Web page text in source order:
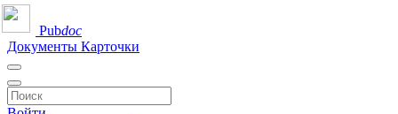
Pubdoc
Документы Карточки